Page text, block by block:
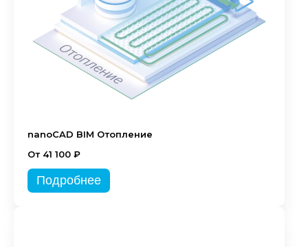
nanoCAD BIM Отопление
От 41 100 ₽
Подробнее